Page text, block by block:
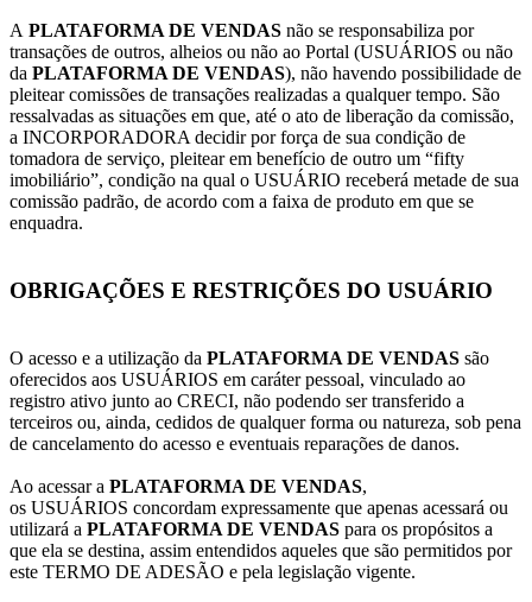
A PLATAFORMA DE VENDAS não se responsabiliza por
transações de outros, alheios ou não ao Portal (USUÁRIOS ou não
da PLATAFORMA DE VENDAS), não havendo possibilidade de
pleitear comissões de transações realizadas a qualquer tempo. São
ressalvadas as situações em que, até o ato de liberação da comissão,
a INCORPORADORA decidir por força de sua condição de
tomadora de serviço, pleitear em benefício de outro um “fifty
imobiliário”, condição na qual o USUÁRIO receberá metade de sua
comissão padrão, de acordo com a faixa de produto em que se
enquadra.
OBRIGAÇÕES E RESTRIÇÕES DO USUÁRIO
O acesso e a utilização da PLATAFORMA DE VENDAS são
oferecidos aos USUÁRIOS em caráter pessoal, vinculado ao
registro ativo junto ao CRECI, não podendo ser transferido a
terceiros ou, ainda, cedidos de qualquer forma ou natureza, sob pena
de cancelamento do acesso e eventuais reparações de danos.
Ao acessar a PLATAFORMA DE VENDAS,
os USUÁRIOS concordam expressamente que apenas acessará ou
utilizará a PLATAFORMA DE VENDAS para os propósitos a
que ela se destina, assim entendidos aqueles que são permitidos por
este TERMO DE ADESÃO e pela legislação vigente.